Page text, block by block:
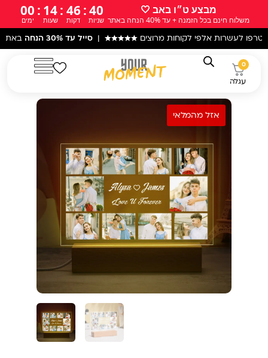
לתוכן
מבצע ט״ו באב 🤍
משלוח חינם בכל הזמנה + עד 40% הנחה באתר
38
שניות
:
46
דקות
:
14
שעות
:
00
ימים
אלפי לקוחות מרוצים★★★★★
|סייל עד 30% הנחה באתר! |עקב
0
עגלה